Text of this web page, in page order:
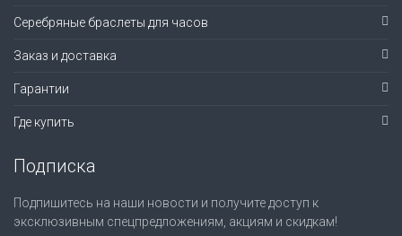
Серебряные браслеты для часов
Заказ и доставка
Гарантии
Где купить
Подписка
Подпишитесь на наши новости и получите доступ к
эксклюзивным спецпредложениям, акциям и скидкам!